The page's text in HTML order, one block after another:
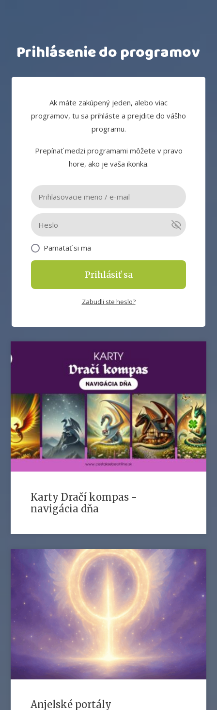
Prihlásenie do programov
Ak máte zakúpený jeden, alebo viac
programov, tu sa prihláste a prejdite do vášho
programu.
Prepínať medzi programami môžete v pravo
hore, ako je vaša ikonka.
Pamätať si ma
Prihlásiť sa
Zabudli ste heslo?
Karty Dračí kompas -
navigácia dňa
Anjelské portály